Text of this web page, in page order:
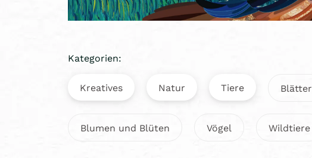
Kategorien:
Kreatives Natur Tiere Blätter
Blumen und Blüten Vögel Wildtiere